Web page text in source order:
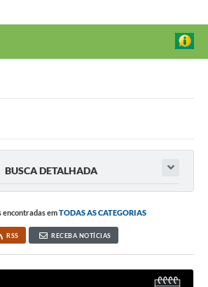
BUSCA DETALHADA
encontradas emTODAS AS CATEGORIAS
RSS RECEBA NOTÍCIAS